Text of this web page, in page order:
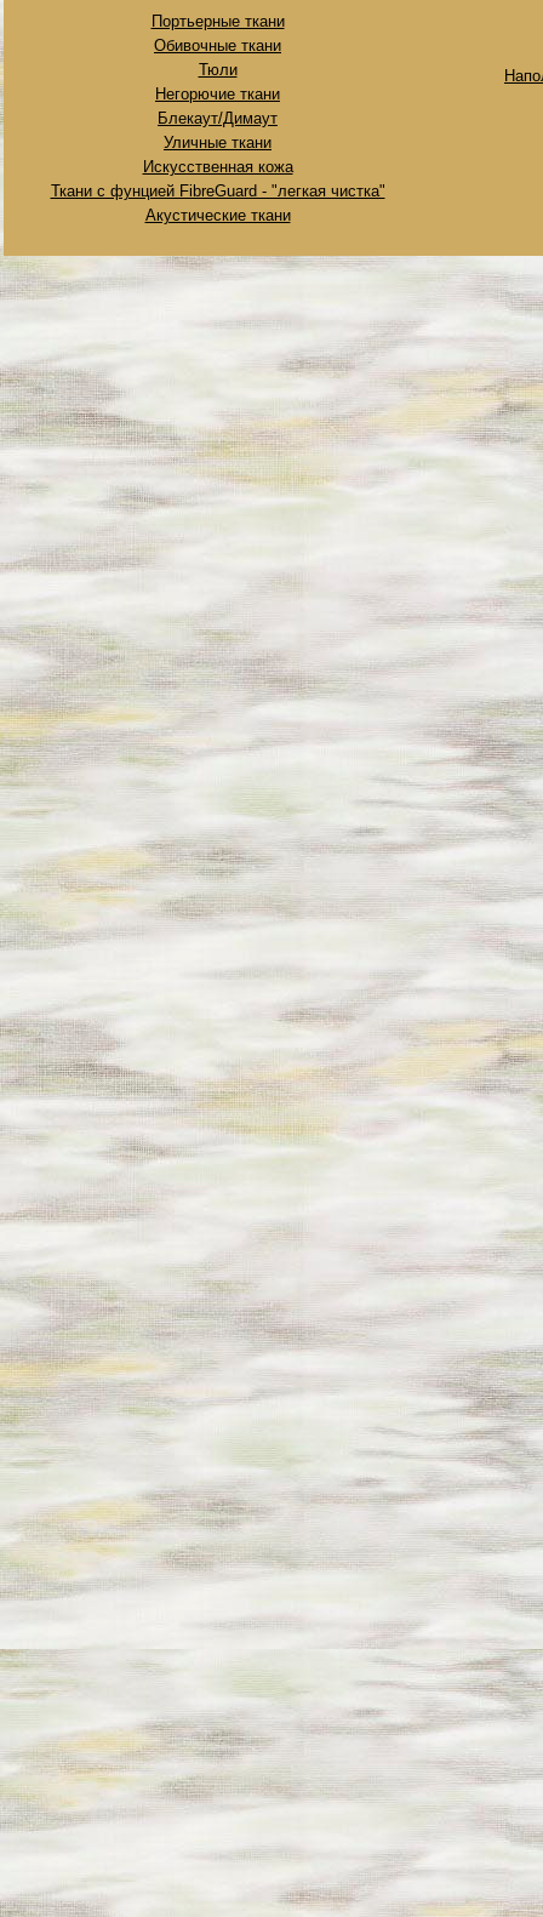
Портьерные ткани
Обивочные ткани
Тюли
Негорючие ткани
Блекаут/Димаут
Уличные ткани
Искусственная кожа
Ткани с фунцией FibreGuard - "легкая чистка"
Акустические ткани